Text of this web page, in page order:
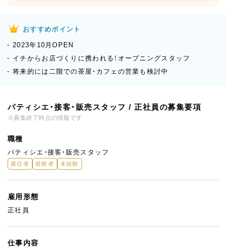
おすすめポイント
2023年10月OPEN
イチからお店づくりに携われる！オープニングスタッフ
将来的には二階での茶屋・カフェの営業も検討中
パティシエ・接客・販売スタッフ / 正社員の募集要項
※募集終了時点の情報です
職種
パティシエ・接客・販売スタッフ
責任者 経験者 未経験
雇用形態
正社員
仕事内容